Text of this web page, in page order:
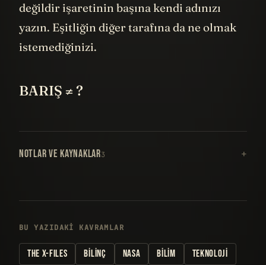
değildir işaretinin başına kendi adınızı
yazın. Eşitliğin diğer tarafına da ne olmak
istemediğinizi.
BARIŞ ≠ ?
NOTLAR VE KAYNAKLAR3
BU YAZIDAKI KAVRAMLAR
THE X-FILES BILINÇ NASA BILIM TEKNOLOJI